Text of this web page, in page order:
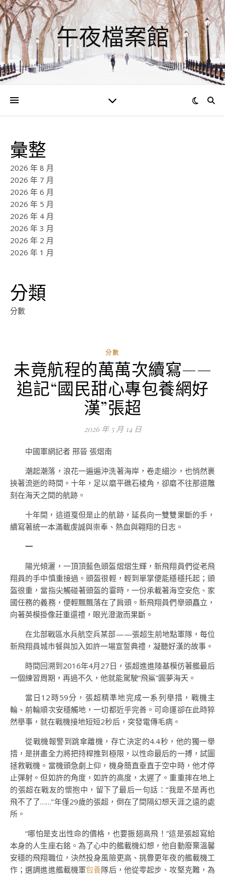
午夜檔案館
彙整
2026 年 8 月
2026 年 7 月
2026 年 6 月
2026 年 5 月
2026 年 4 月
2026 年 3 月
2026 年 2 月
2026 年 1 月
分類
分數
分數
未竟航程的萬萬次續寫——
追記“國民甜心專包養網好
漢”張超
2026 年 5 月 14 日
中國軍網記者 邢晉 張熠南
潮起潮落，浪花一遍遍沖洗著海岸，卷走細沙，也悄然裹
挾著流逝的時間。十年，足以磨平礁石棱角，卻磨不往那道雕
刻在海天之間的航跡。
十年間，這道戛但是止的航跡，延長向一雙雙果斷的手，
續寫著統一本滿載虔誠與崇奉、熱血與翱翔的日志。
一
陽光傾灑，一頂頂藍色頭盔熠熠生輝，新飛翔員們從老飛
翔員的手中慎重接過。頭盔很輕，輕到單掌便能穩穩托起；頭
盔很重，當指尖觸碰著頭盔的霎時，一份承載著海空安危、家
國任務的義務，便輕飄飄落在了肩頭。新飛翔員們舉頭矗立，
向著英模掛像莊重還禮，眼光澄澈而果斷。
在北部戰區水兵航空兵某部——張超生前地點軍隊，每位
新飛翔員城市餐與加入如許一場宣誓典禮，凝聽好漢的故事。
時間回溯到2016年4月27日，張超進進陸基模仿著艦最后
一個練習周期，再過不久，他就能駕駛“飛鯊”圓夢海天。
當日12時59分，張超精準地完成一系列舉措，戰機主
輪、前輪順次安穩觸地，一切都近乎完善。可命運卻在此時猝
然舉事，就在戰機接地短短2秒后，突發電傳毛病。
從戰機報警到跳傘離機，存亡決定的4.4秒，他的獨一舉
措，是拼盡全力將把持桿推到極限，以性命最后的一搏，試圖
拯救戰機。當機頭急劇上仰，機身簡直垂直于空中時，他才停
止彈射。但如許的角度，如許的高度，太遲了。重重摔在地上
的張超在戰友的懷抱中，留下了最后一句話：“我是不是再也
飛不了了……”年僅29歲的張超，倒在了間隔幻想天涯之遠的處
所。
“哪怕是支出性命的價格，也要振翅高飛！”這是張超寫給
本身的人生座右銘。為了心中的艦載機幻想，他自動廢棄溫馨
安穩的飛翔職位，決然投身風險更高、挑釁更年夜的艦載機工
作；選調進進艦載機軍包養隊后，他從零起步、攻堅克難，為